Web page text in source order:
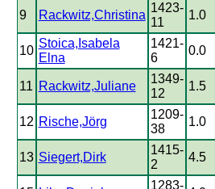
9 Rackwitz,Christina
1423-
11
1.0
10
Stoica,Isabela
Elna
1421-
6
0.0
11 Rackwitz,Juliane
1349-
12
1.5
12 Rische,Jörg
1209-
38
1.0
13 Siegert,Dirk
1415-
2
4.5
1283-